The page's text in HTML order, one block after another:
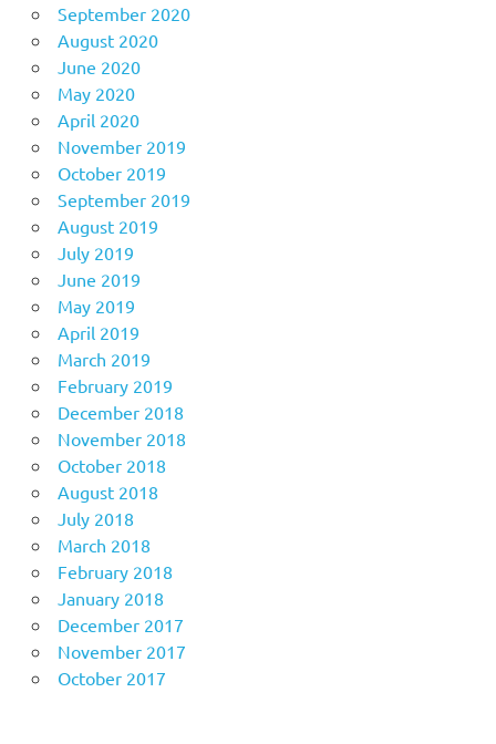
September 2020
August 2020
June 2020
May 2020
April 2020
November 2019
October 2019
September 2019
August 2019
July 2019
June 2019
May 2019
April 2019
March 2019
February 2019
December 2018
November 2018
October 2018
August 2018
July 2018
March 2018
February 2018
January 2018
December 2017
November 2017
October 2017